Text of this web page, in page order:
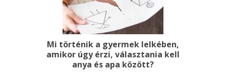
Mi történik a gyermek lelkében,
amikor úgy érzi, választania kell
anya és apa között?